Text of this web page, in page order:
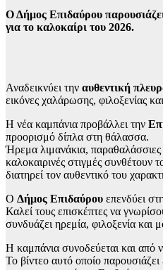
Ο Δήμος Επιδαύρου
για το καλοκαίρι του 2026.
Αναδεικνύει την αυθεντική
εικόνες χαλάρωσης, φιλοξενίας
Η νέα καμπάνια προβάλλει την
προορισμό δίπλα στη θάλασσα.
Ήρεμα λιμανάκια, παραθαλάσσιες
καλοκαιρινές στιγμές συνθέτουν
διατηρεί τον αυθεντικό του
Ο Δήμος Επιδαύρου επενδύει
Καλεί τους επισκέπτες να
συνδυάζει ηρεμία, φιλοξενία και
Η καμπάνια συνοδεύεται και από
Το βίντεο αυτό οποίο